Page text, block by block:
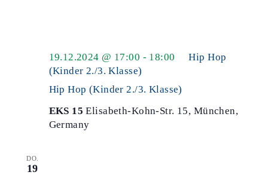
Hip Hop (Kinder 2./3. Klasse)
19.12.2024 @ 17:00 - 18:00
Hip Hop
(Kinder 2./3. Klasse)
EKS 15Elisabeth-Kohn-Str. 15, München,
Germany
DO.
19